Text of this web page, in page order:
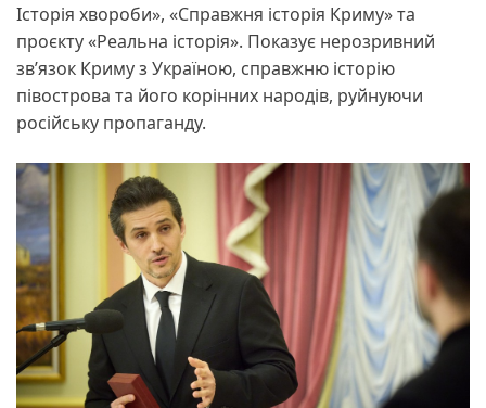
Історія хвороби», «Справжня історія Криму» та
проєкту «Реальна історія». Показує нерозривний
зв’язок Криму з Україною, справжню історію
півострова та його корінних народів, руйнуючи
російську пропаганду.